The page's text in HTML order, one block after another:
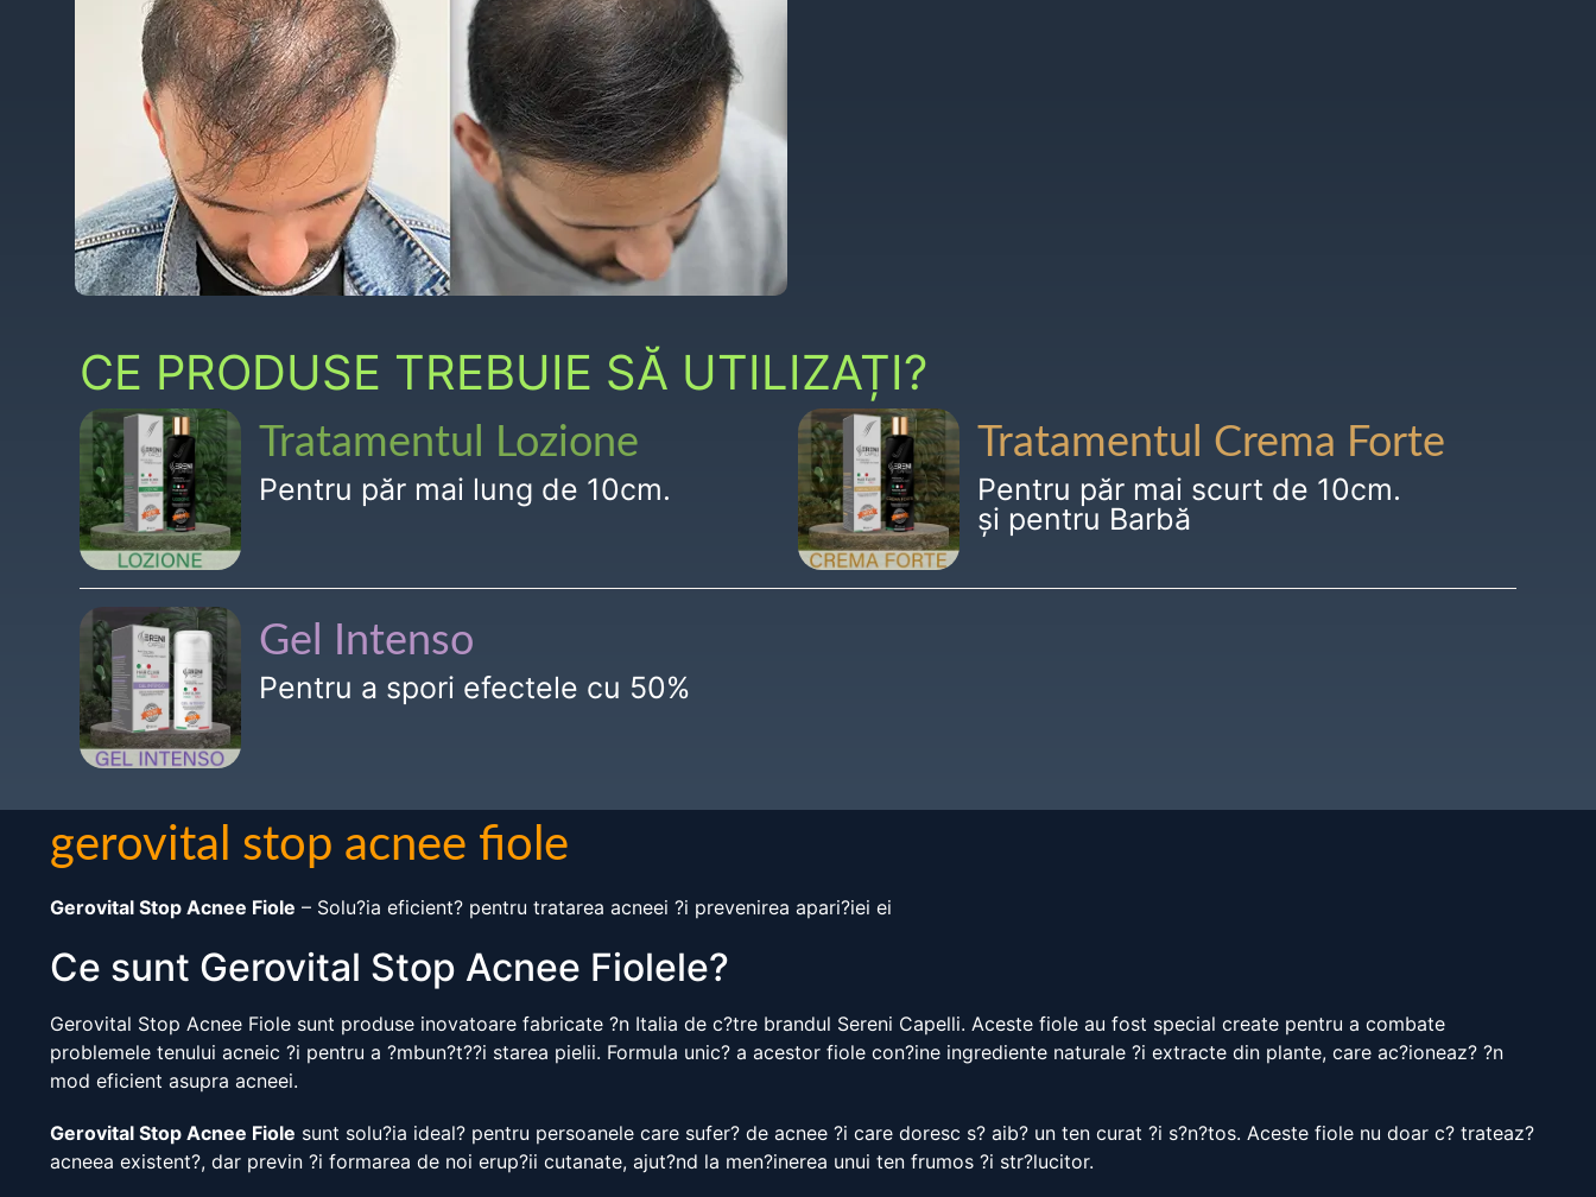
CE PRODUSE TREBUIE SĂ UTILIZAȚI?
Tratamentul Lozione
Pentru păr mai lung de 10cm.
Tratamentul Crema Forte
Pentru păr mai scurt de 10cm.
și pentru Barbă
Gel Intenso
Pentru a spori efectele cu 50%
gerovital stop acnee fiole
Gerovital Stop Acnee Fiole – Solu?ia eficient? pentru tratarea acneei ?i prevenirea apari?iei ei
Ce sunt Gerovital Stop Acnee Fiolele?
Gerovital Stop Acnee Fiole sunt produse inovatoare fabricate ?n Italia de c?tre brandul Sereni Capelli. Aceste fiole au fost special create pentru a combate
problemele tenului acneic ?i pentru a ?mbun?t??i starea pielii. Formula unic? a acestor fiole con?ine ingrediente naturale ?i extracte din plante, care ac?ioneaz? ?n
mod eficient asupra acneei.
Gerovital Stop Acnee Fiole sunt solu?ia ideal? pentru persoanele care sufer? de acnee ?i care doresc s? aib? un ten curat ?i s?n?tos. Aceste fiole nu doar c? trateaz?
acneea existent?, dar previn ?i formarea de noi erup?ii cutanate, ajut?nd la men?inerea unui ten frumos ?i str?lucitor.